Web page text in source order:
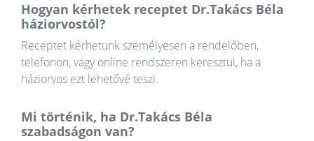
Hogyan kérhetek receptet Dr.Takács Béla
háziorvostól?
Receptet kérhetünk személyesen a rendelőben,
telefonon, vagy online rendszeren keresztül, ha a
háziorvos ezt lehetővé teszi.
Mi történik, ha Dr.Takács Béla
szabadságon van?